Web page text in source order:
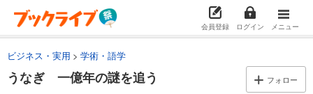
会員登録 ログイン メニュー
ビジネス・実用 学術・語学
うなぎ 一億年の謎を追う フォロー